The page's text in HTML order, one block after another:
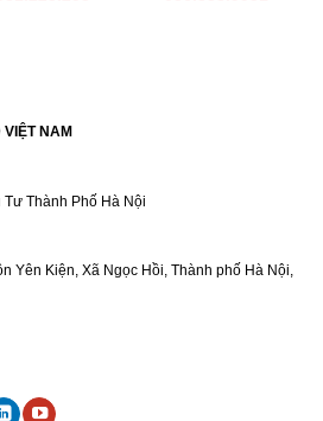
VIỆT NAM
Thành Phố Hà Nội
Yên Kiện, Xã Ngọc Hồi, Thành phố Hà Nội,